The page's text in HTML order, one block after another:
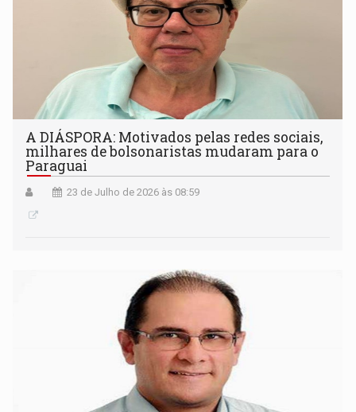
A DIÁSPORA: Motivados pelas redes sociais,
milhares de bolsonaristas mudaram para o
Paraguai
23 de Julho de 2026 às 08:59